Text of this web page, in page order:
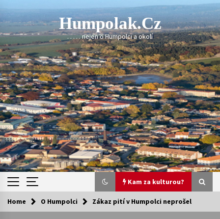
content
Humpolak.cz
. . . . . nejen o Humpolci a okolí
Kam za kulturou?
Kam za kulturou?
Home O Humpolci Zákaz pití v Humpolci neprošel